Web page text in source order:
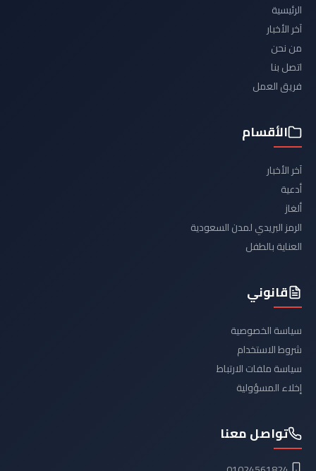
الرئيسية
آخر الأخبار
من نحن
اتصل بنا
فريق العمل
الأقسام
آخر الأخبار
أدعية
ألغاز
الرمز البريدي لمدن السعودية
العناية بالطفل
قانوني
سياسة الخصوصية
شروط الاستخدام
سياسة ملفات الارتباط
إخلاء المسؤولية
تواصل معنا